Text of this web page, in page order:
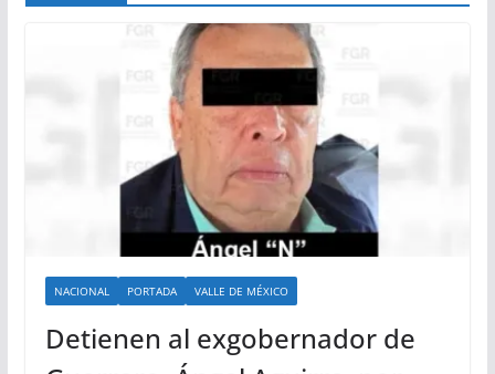
NACIONAL PORTADA VALLE DE MÉXICO
Detienen al exgobernador de